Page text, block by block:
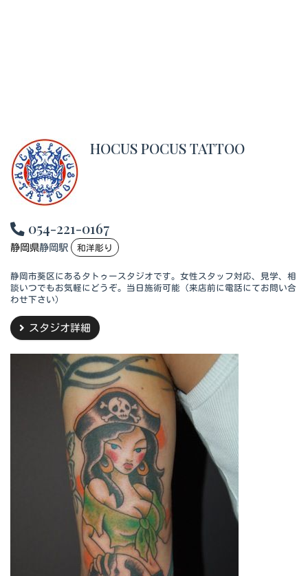
HOCUS POCUS TATTOO
054-221-0167
静岡県静岡駅 和洋彫り
静岡市葵区にあるタトゥースタジオです。女性スタッフ対応、見学、相
談いつでもお気軽にどうぞ。当日施術可能（来店前に電話にてお問い合
わせ下さい）
スタジオ詳細